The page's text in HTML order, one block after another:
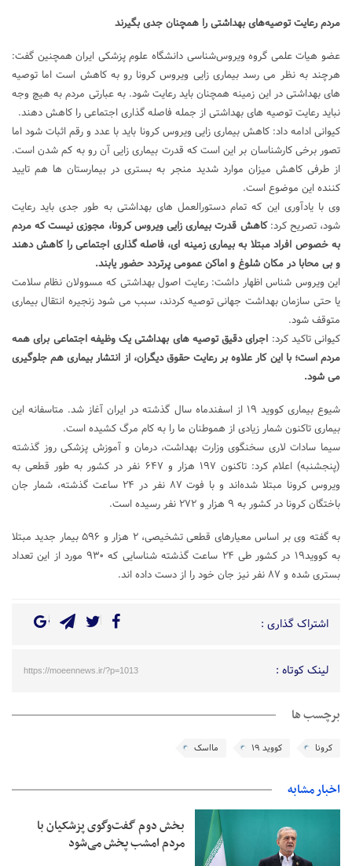
مردم رعایت توصیه‌های بهداشتی را همچنان جدی بگیرند
عضو هیات علمی گروه ویروس‌شناسی دانشگاه علوم پزشکی ایران همچنین گفت:
هرچند به نظر می رسد بیماری زایی ویروس کرونا رو به کاهش است اما توصیه
های بهداشتی در این زمینه همچنان باید رعایت شود. به عبارتی مردم به هیچ وجه
نباید رعایت توصیه های بهداشتی از جمله فاصله گذاری اجتماعی را کاهش دهند.
کیوانی ادامه داد: کاهش بیماری زایی ویروس کرونا باید با عدد و رقم اثبات شود اما
تصور برخی کارشناسان بر این است که قدرت بیماری زایی آن رو به کم شدن است.
از طرفی کاهش میزان موارد شدید منجر به بستری در بیمارستان ها هم تایید
کننده این موضوع است.
وی با یادآوری این که تمام دستورالعمل های بهداشتی به طور جدی باید رعایت
شود، تصریح کرد:کاهش قدرت بیماری زایی ویروس کرونا، مجوزی نیست که مردم
به خصوص افراد مبتلا به بیماری زمینه ای، فاصله گذاری اجتماعی را کاهش دهند
و بی محابا در مکان شلوغ و اماکن عمومی پرتردد حضور یابند.
این ویروس شناس اظهار داشت: رعایت اصول بهداشتی که مسوولان نظام سلامت
یا حتی سازمان بهداشت جهانی توصیه کردند، سبب می شود زنجیره انتقال بیماری
متوقف شود.
کیوانی تاکید کرد: اجرای دقیق توصیه های بهداشتی یک وظیفه اجتماعی برای همه
مردم است؛ با این کار علاوه بر رعایت حقوق دیگران، از انتشار بیماری هم جلوگیری
می شود.
شیوع بیماری کووید ۱۹ از اسفندماه سال گذشته در ایران آغاز شد. متاسفانه این
بیماری تاکنون شمار زیادی از هموطنان ما را به کام مرگ کشیده است.
سیما سادات لاری سخنگوی وزارت بهداشت، درمان و آموزش پزشکی روز گذشته
(پنجشنبه) اعلام کرد: تاکنون ۱۹۷ هزار و ۶۴۷ نفر در کشور به طور قطعی به
ویروس کرونا مبتلا شده‌اند و با فوت ۸۷ نفر در ۲۴ ساعت گذشته، شمار جان
باختگان کرونا در کشور به ۹ هزار و ۲۷۲ نفر رسیده است.
به گفته وی بر اساس معیارهای قطعی تشخیصی، ۲ هزار و ۵۹۶ بیمار جدید مبتلا
به کووید۱۹ در کشور طی ۲۴ ساعت گذشته شناسایی که ۹۳۰ مورد از این تعداد
بستری شده و ۸۷ نفر نیز جان خود را از دست داده اند.
اشتراک گذاری :
لینک کوتاه : https://moeennews.ir/?p=1013
برچسب ها
کرونا کووید ۱۹ مااسک
اخبار مشابه
بخش دوم گفت‌وگوی پزشکیان با
مردم امشب پخش می‌شود